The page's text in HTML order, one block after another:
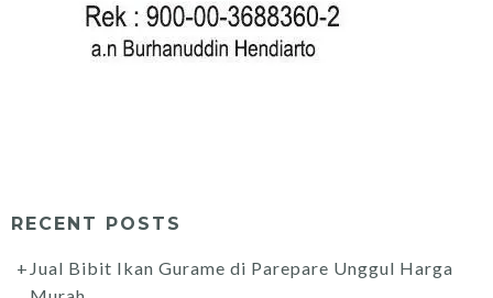
RECENT POSTS
Jual Bibit Ikan Gurame di Parepare Unggul Harga